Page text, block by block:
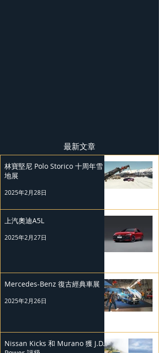
最新文章
林寶堅尼 Polo Storico 十周年雪
地展
2025年2月28日
上汽奧迪A5L
2025年2月27日
Mercedes-Benz 復古經典車展
2025年2月26日
Nissan Kicks 和 Murano 獲 J.D.